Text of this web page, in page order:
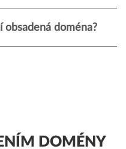
doména?
DOMÉNY